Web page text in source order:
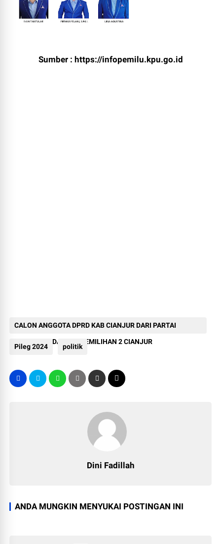
Sumber : https://infopemilu.kpu.go.id
CALON ANGGOTA DPRD KAB CIANJUR DARI PARTAI
DEMOKRAT DAERAH PEMILIHAN 2 CIANJUR
Pileg 2024 politik
Dini Fadillah
ANDA MUNGKIN MENYUKAI POSTINGAN INI